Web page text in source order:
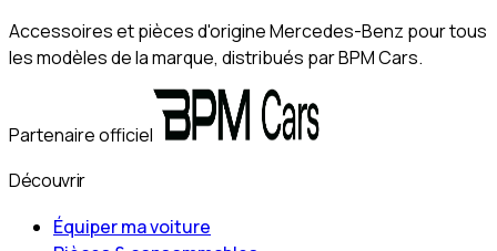
Accessoires et pièces d'origine Mercedes-Benz pour tous
les modèles de la marque, distribués par BPM Cars.
Partenaire officiel
Découvrir
Équiper ma voiture